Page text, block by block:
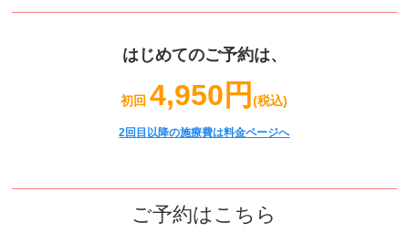
はじめてのご予約は、
初回4,950円(税込)
2回目以降の施療費は料金ページへ
ご予約はこちら